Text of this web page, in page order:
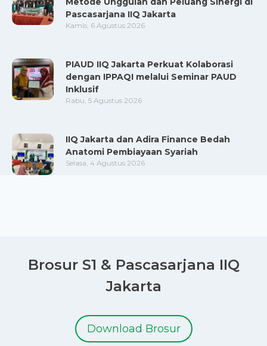
Pascasarjana IIQ Jakarta
Kamis, 6 Agustus 2026
PIAUD IIQ Jakarta Perkuat Kolaborasi
dengan IPPAQI melalui Seminar PAUD
Inklusif
Rabu, 5 Agustus 2026
IIQ Jakarta dan Adira Finance Bedah
Anatomi Pembiayaan Syariah
Selasa, 4 Agustus 2026
Brosur S1 & Pascasarjana IIQ
Jakarta
Download Brosur